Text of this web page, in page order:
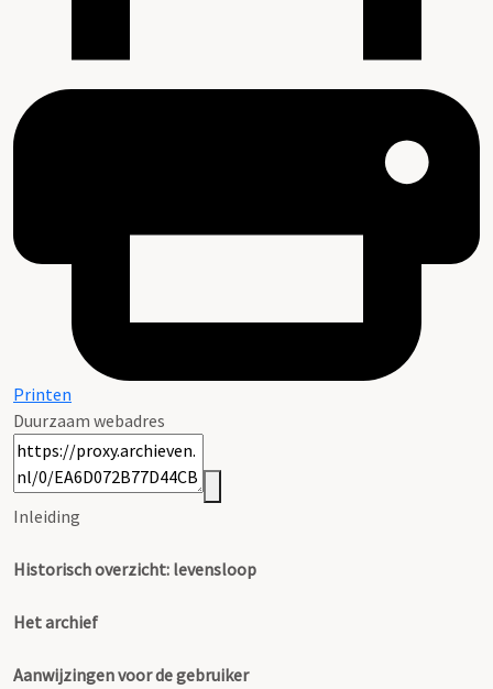
Printen
Duurzaam webadres
Inleiding
Historisch overzicht: levensloop
Het archief
Aanwijzingen voor de gebruiker